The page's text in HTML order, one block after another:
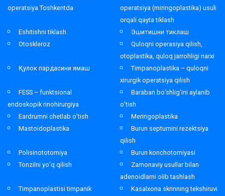
operatsiya Toshkentda
operatsiya (miringoplastika) usuli
orqali qayta tiklash
Eshitishni tiklash
Эшитишни тиклаш
Otoskleroz
Quloqni operasiya qilish,
otoplastika, quloq jarrohligi narxi
Қулок пардасини ямаш
Timpanoplastika – quloqni
xirurgik operatsiya qilish
FESS – funktsional
endoskopik rinohirurgiya
Baraban bo’shlig’ini aylanib
o’tish
Eardrumni chetlab o’tish
Meringoplastika
Mastoidoplastika
Burun septumini rezektsiya
qilish
Polisinototomiya
Burun konchotomiyasi
Tonzilni yo’q qilish
Zamonaviy usullar bilan
adenoidlarni olib tashlash
Timpanoplastisi timpanik
Kasalxona skrinning tekshiruvi